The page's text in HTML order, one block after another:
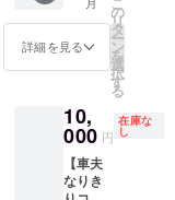
3月（平
定）
場所代
がかか
る場合
ます
ます。
ご要望
にお応
（いち
早く支
援を決
めてい
ただい
る権 ＊
出数を
毎週報
告致し
ます ＊
デュー
スした
商品の
税別売
上5%を
詳細を見る
の
リ
タ
ー
ン
を
選
択
す
る
10,
000 円
在庫な
し
【車夫
なりき